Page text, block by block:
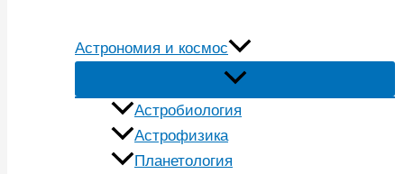
Астрономия и космос
Астробиология
Астрофизика
Планетология